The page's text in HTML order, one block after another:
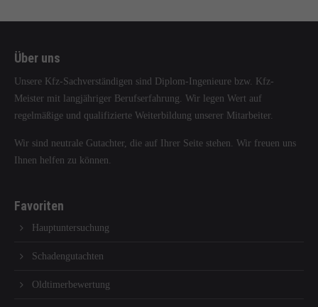
Über uns
Unsere Kfz-Sachverständigen sind Diplom-Ingenieure bzw. Kfz-
Meister mit langjähriger Berufserfahrung. Wir legen Wert auf
regelmäßige und qualifizierte Weiterbildung unserer Mitarbeiter.
Wir sind neutrale Gutachter, die auf Ihrer Seite stehen. Wir freuen uns
Ihnen helfen zu können.
Favoriten
Hauptuntersuchung
Schadengutachten
Oldtimerbewertung